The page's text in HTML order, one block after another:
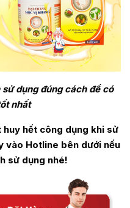
dụng đúng cách để có
nhất
hết công dụng khi sử
vào Hotline bên dưới nếu
sử dụng nhé!